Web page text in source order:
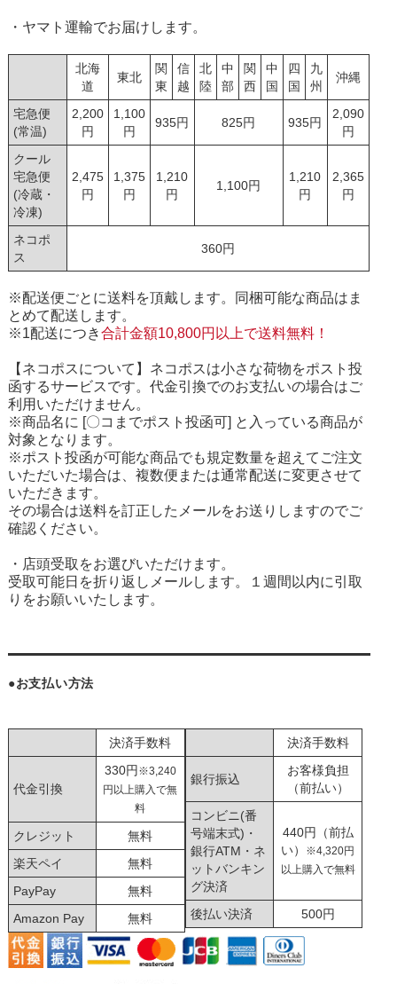
・ヤマト運輸でお届けします。
北海
道
東北
関
東
信
越
北
陸
中
部
関
西
中
国
四
国
九
州
沖縄
宅急便
(常温)
2,200
円
1,100
円
935円 825円 935円
2,090
円
クール
宅急便
(冷蔵・
冷凍)
2,475
円
1,375
円
1,210
円
1,100円
1,210
円
2,365
円
ネコポ
ス
360円
※配送便ごとに送料を頂戴します。同梱可能な商品はま
とめて配送します。
※1配送につき合計金額10,800円以上で送料無料！
【ネコポスについて】ネコポスは小さな荷物をポスト投
函するサービスです。代金引換でのお支払いの場合はご
利用いただけません。
※商品名に [〇コまでポスト投函可] と入っている商品が
対象となります。
※ポスト投函が可能な商品でも規定数量を超えてご注文
いただいた場合は、複数便または通常配送に変更させて
いただきます。
その場合は送料を訂正したメールをお送りしますのでご
確認ください。
・店頭受取をお選びいただけます。
受取可能日を折り返しメールします。１週間以内に引取
りをお願いいたします。
●お支払い方法
決済手数料
代金引換
330円 ※3,240
円以上購入で無
料
クレジット
無料
楽天ペイ
無料
PayPay
無料
Amazon Pay
無料
決済手数料
銀行振込
お客様負担
（前払い）
コンビニ(番
号端末式)・
銀行ATM・ネ
ットバンキン
グ決済
440円（前払
い）
※4,320円
以上購入で無料
後払い決済 500円